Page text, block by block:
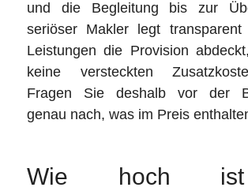
und die Begleitung bis zur
seriöser Makler legt
Leistungen die Provision
keine versteckten
Fragen Sie deshalb vor der
genau nach, was im Preis
Wie hoch